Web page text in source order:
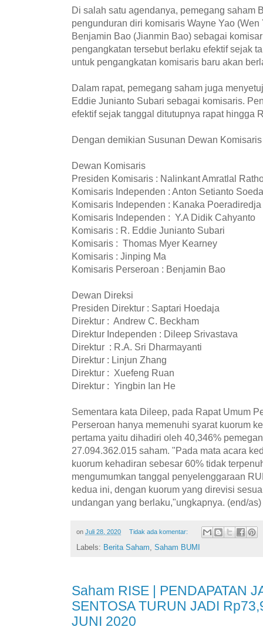
Di salah satu agendanya, pemegang saham
pengunduran diri komisaris Wayne Yao
Benjamin Bao (Jianmin Bao) sebagai
pengangkatan tersebut berlaku efektif sejak
untuk pengangkatan komisaris baru akan
Dalam rapat, pemegang saham juga
Eddie Junianto Subari sebagai komisaris.
efektif sejak tanggal ditutupnya rapat hingga
Dengan demikian Susunan Dewan
Dewan Komisaris
Presiden Komisaris : Nalinkant Amratlal
Komisaris Independen : Anton Setianto
Komisaris Independen : Kanaka Poeradiredja
Komisaris Independen : Y.A Didik Cahyanto
Komisaris : R. Eddie Junianto Subari
Komisaris : Thomas Myer Kearney
Komisaris : Jinping Ma
Komisaris Perseroan : Benjamin Bao
Dewan Direksi
Presiden Direktur : Saptari Hoedaja
Direktur : Andrew C. Beckham
Direktur Independen : Dileep Srivastava
Direktur : R.A. Sri Dharmayanti
Direktur : Linjun Zhang
Direktur : Xuefeng Ruan
Direktur : Yingbin Ian He
Sementara kata Dileep, pada Rapat Umum
Perseroan hanya memenuhi syarat kuorum
pertama yaitu dihadiri oleh 40,346%
27.094.362.015 saham. "Pada mata acara
kuorum kehadiran sebesar 60% tidak
mengumumkan tanggal penyelenggaraan
kedua ini, dengan kuorum yang direvisi
undangan yang berlaku,"ungkapnya. (end/as)
on Juli 28, 2020 Tidak ada komentar:
Labels: Berita Saham, Saham BUMI
Saham RISE | PENDAPATAN
SENTOSA TURUN JADI
JUNI 2020